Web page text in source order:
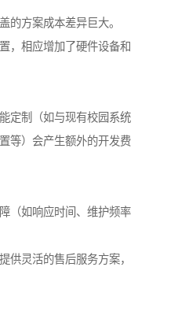
的方案成本差异巨大。
，相应增加了硬件设备和
定制（如与现有校园系统
等）会产生额外的开发费
（如响应时间、维护频率
供灵活的售后服务方案，